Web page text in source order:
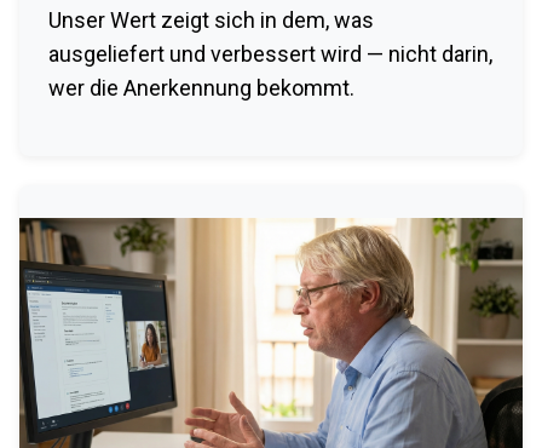
Unser Wert zeigt sich in dem, was
ausgeliefert und verbessert wird — nicht darin,
wer die Anerkennung bekommt.